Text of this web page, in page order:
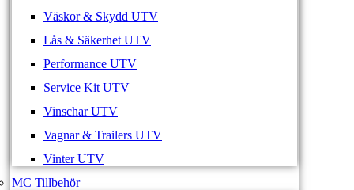
Väskor & Skydd UTV
Lås & Säkerhet UTV
Performance UTV
Service Kit UTV
Vinschar UTV
Vagnar & Trailers UTV
Vinter UTV
MC Tillbehör